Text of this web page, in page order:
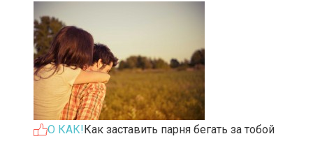
О КАК!Как заставить парня бегать за тобой